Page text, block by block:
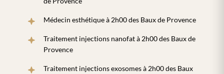
Médecin esthétique à 2h00 des Baux de Provence
Traitement injections nanofat à 2h00 des Baux de
Provence
Traitement injections exosomes à 2h00 des Baux